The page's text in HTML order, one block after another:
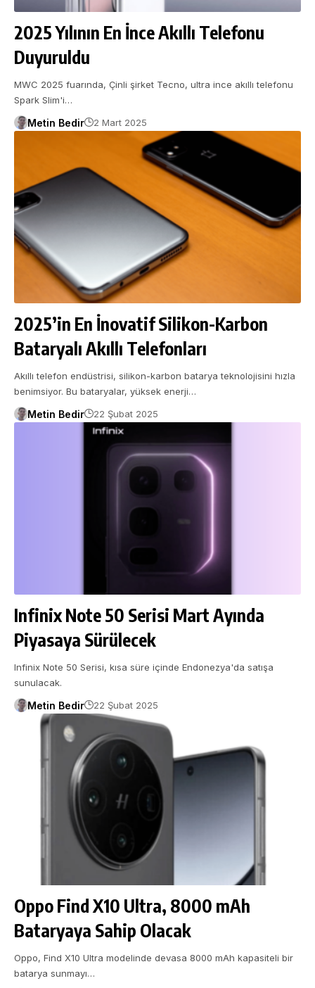
2025 Yılının En İnce Akıllı Telefonu
Duyuruldu
MWC 2025 fuarında, Çinli şirket Tecno, ultra ince akıllı telefonu
Spark Slim'i…
Metin Bedir 2 Mart 2025
2025’in En İnovatif Silikon-Karbon
Bataryalı Akıllı Telefonları
Akıllı telefon endüstrisi, silikon-karbon batarya teknolojisini hızla
benimsiyor. Bu bataryalar, yüksek enerji…
Metin Bedir 22 Şubat 2025
Infinix Note 50 Serisi Mart Ayında
Piyasaya Sürülecek
Infinix Note 50 Serisi, kısa süre içinde Endonezya'da satışa
sunulacak.
Metin Bedir 22 Şubat 2025
Oppo Find X10 Ultra, 8000 mAh
Bataryaya Sahip Olacak
Oppo, Find X10 Ultra modelinde devasa 8000 mAh kapasiteli bir
batarya sunmayı…